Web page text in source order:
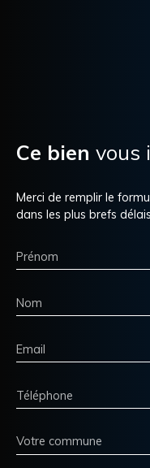
Ce bien vous
Merci de remplir le
dans les plus brefs délais.
Prénom
Nom
Email
Téléphone
Votre commune